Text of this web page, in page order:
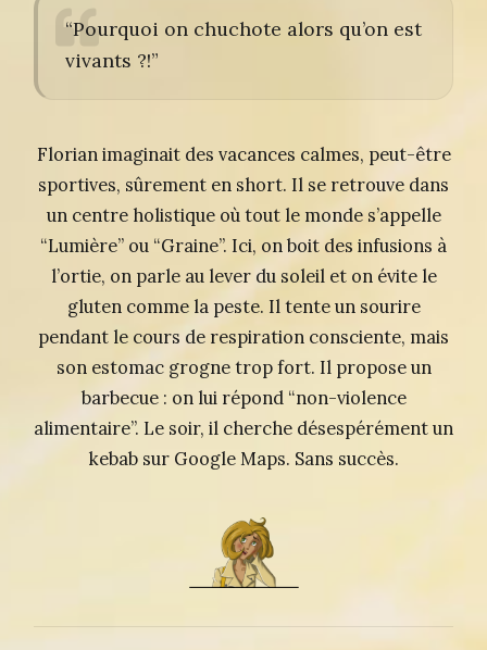
“Pourquoi on chuchote alors qu’on est
vivants ?!”
Florian imaginait des vacances calmes, peut-être
sportives, sûrement en short. Il se retrouve dans
un centre holistique où tout le monde s’appelle
“Lumière” ou “Graine”. Ici, on boit des infusions à
l’ortie, on parle au lever du soleil et on évite le
gluten comme la peste. Il tente un sourire
pendant le cours de respiration consciente, mais
son estomac grogne trop fort. Il propose un
barbecue : on lui répond “non-violence
alimentaire”. Le soir, il cherche désespérément un
kebab sur Google Maps. Sans succès.